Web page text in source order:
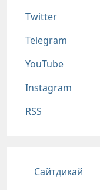
Twitter
Telegram
YouTube
Instagram
RSS
Подвал
Сайтдикай